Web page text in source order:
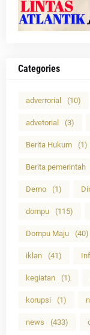
Categories
adverrorial (10)
advetorial (3)
Berita Hukum (1)
Berita pemerintah
Demo (1)
dompu (115)
Dompu Maju (40)
iklan (41)
kegiatan (1)
korupsi (1)
news (433)